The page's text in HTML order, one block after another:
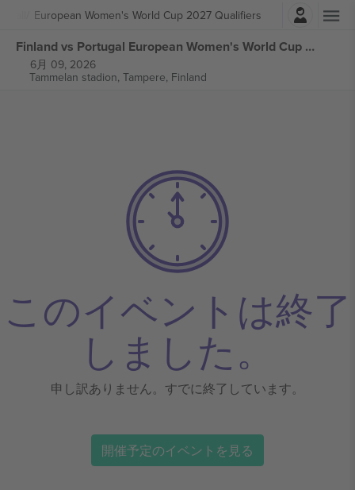
European Women's World Cup 2027 Qualifiers
ログイン
Finland vs Portugal European Women's World Cup 2027 Qualifiers チケット
6月 09, 2026
Tammelan stadion, Tampere, Finland
このイベントは終了
しました。
申し訳ありません。すでに終了しています。
開催予定のイベントを見る